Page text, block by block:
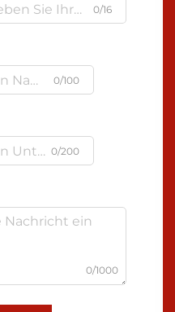
0/16
0/100
0/200
0/1000